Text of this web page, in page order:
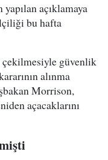
açıklamaya
bu hafta
çekilmesiyle güvenlik
alınma
Morrison,
açacaklarını